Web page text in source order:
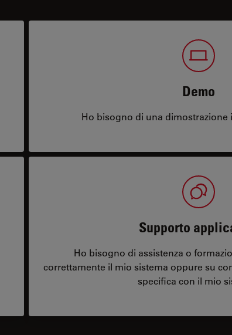
Demo
Ho bisogno di una dimostrazione
Supporto
Ho bisogno di assistenza o
correttamente il mio sistema oppure su
specifica con il mio